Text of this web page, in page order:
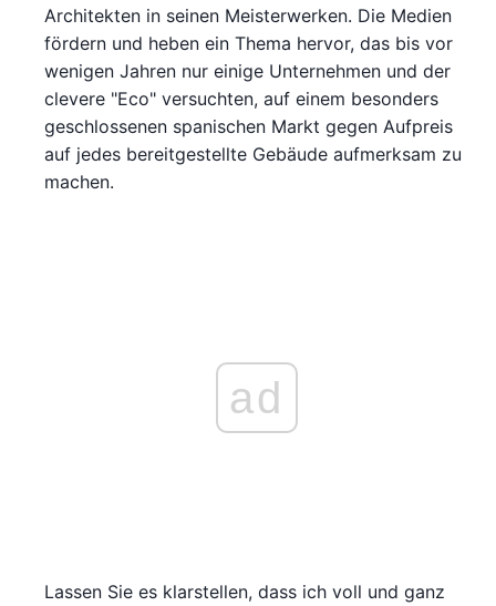
Architekten in seinen Meisterwerken. Die Medien
fördern und heben ein Thema hervor, das bis vor
wenigen Jahren nur einige Unternehmen und der
clevere "Eco" versuchten, auf einem besonders
geschlossenen spanischen Markt gegen Aufpreis
auf jedes bereitgestellte Gebäude aufmerksam zu
machen.
ad
Lassen Sie es klarstellen, dass ich voll und ganz